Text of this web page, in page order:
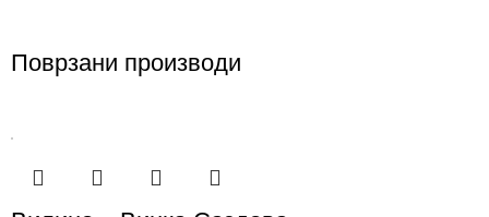
Поврзани производи